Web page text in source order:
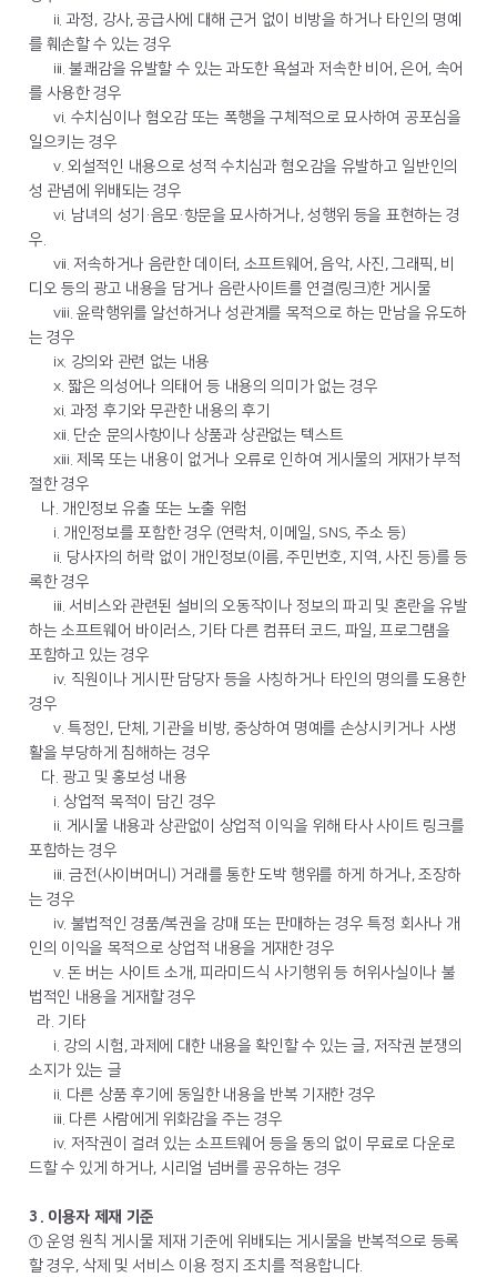
ii. 과정, 강사, 공급사에 대해 근거 없이 비방을 하거나 타인의 명예
를 훼손할 수 있는 경우
iii. 불쾌감을 유발할 수 있는 과도한 욕설과 저속한 비어, 은어, 속어
를 사용한 경우
vi. 수치심이나 혐오감 또는 폭행을 구체적으로 묘사하여 공포심을
일으키는 경우
v. 외설적인 내용으로 성적 수치심과 혐오감을 유발하고 일반인의
성 관념에 위배되는 경우
vi. 남녀의 성기·음모·항문을 묘사하거나, 성행위 등을 표현하는 경
우.
vii. 저속하거나 음란한 데이터, 소프트웨어, 음악, 사진, 그래픽, 비
디오 등의 광고 내용을 담거나 음란사이트를 연결(링크)한 게시물
viii. 윤락행위를 알선하거나 성관계를 목적으로 하는 만남을 유도하
는 경우
ix. 강의와 관련 없는 내용
x. 짧은 의성어나 의태어 등 내용의 의미가 없는 경우
xi. 과정 후기와 무관한 내용의 후기
xii. 단순 문의사항이나 상품과 상관없는 텍스트
xiii. 제목 또는 내용이 없거나 오류로 인하여 게시물의 게재가 부적
절한 경우
나. 개인정보 유출 또는 노출 위험
i. 개인정보를 포함한 경우 (연락처, 이메일, SNS, 주소 등)
ii. 당사자의 허락 없이 개인정보(이름, 주민번호, 지역, 사진 등)를 등
록한 경우
iii. 서비스와 관련된 설비의 오동작이나 정보의 파괴 및 혼란을 유발
하는 소프트웨어 바이러스, 기타 다른 컴퓨터 코드, 파일, 프로그램을
포함하고 있는 경우
iv. 직원이나 게시판 담당자 등을 사칭하거나 타인의 명의를 도용한
경우
v. 특정인, 단체, 기관을 비방, 중상하여 명예를 손상시키거나 사생
활을 부당하게 침해하는 경우
다. 광고 및 홍보성 내용
i. 상업적 목적이 담긴 경우
ii. 게시물 내용과 상관없이 상업적 이익을 위해 타사 사이트 링크를
포함하는 경우
iii. 금전(사이버머니) 거래를 통한 도박 행위를 하게 하거나, 조장하
는 경우
iv. 불법적인 경품/복권을 강매 또는 판매하는 경우 특정 회사나 개
인의 이익을 목적으로 상업적 내용을 게재한 경우
v. 돈 버는 사이트 소개, 피라미드식 사기행위 등 허위사실이나 불
법적인 내용을 게재할 경우
라. 기타
i. 강의 시험, 과제에 대한 내용을 확인할 수 있는 글, 저작권 분쟁의
소지가 있는 글
ii. 다른 상품 후기에 동일한 내용을 반복 기재한 경우
iii. 다른 사람에게 위화감을 주는 경우
iv. 저작권이 걸려 있는 소프트웨어 등을 동의 없이 무료로 다운로
드할 수 있게 하거나, 시리얼 넘버를 공유하는 경우
3. 이용자 제재 기준
① 운영 원칙 게시물 제재 기준에 위배되는 게시물을 반복적으로 등록
할 경우, 삭제 및 서비스 이용 정지 조치를 적용합니다.